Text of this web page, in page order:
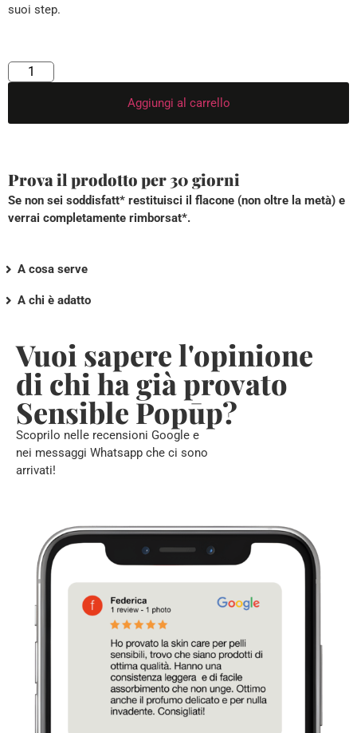
suoi step.
Aggiungi al carrello
Prova il prodotto per 30 giorni
Se non sei soddisfatt* restituisci il flacone (non oltre la metà) e
verrai completamente rimborsat*.
A cosa serve
A chi è adatto
Vuoi sapere l'opinione
di chi ha già provato
Sensible Popūp?
Scoprilo nelle recensioni Google e
nei messaggi Whatsapp che ci sono
arrivati!